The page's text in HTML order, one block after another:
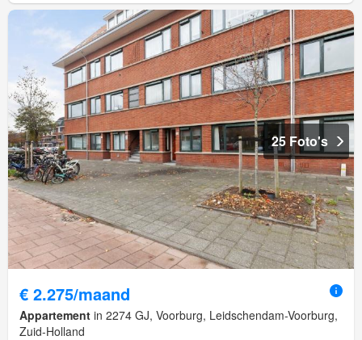
25 Foto's
€ 2.275/maand
Appartement in 2274 GJ, Voorburg, Leidschendam-Voorburg,
Zuid-Holland